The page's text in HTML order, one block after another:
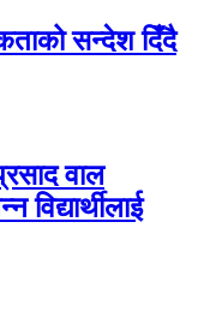
सन्देश दिँदै
वाल
विद्यार्थीलाई